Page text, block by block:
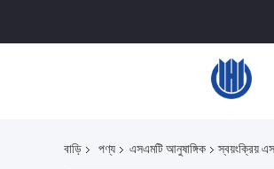
বাড়ি পণ্য এসএমটি আনুষাঙ্গিক স্বয়ংক্রিয়